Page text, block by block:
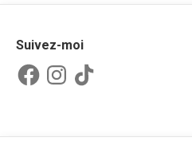
Suivez-moi
FacebookInstagram
TikTok